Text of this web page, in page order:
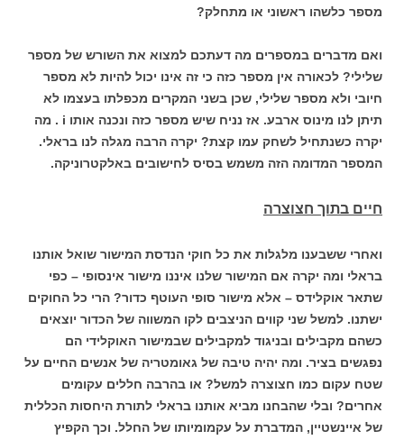
מספר כלשהו ראשוני או מתחלק?
ואם מדברים במספרים מה דעתכם למצוא את השורש של מספר
שלילי? לכאורה אין מספר כזה כי זה אינו יכול להיות לא מספר
חיובי ולא מספר שלילי, שכן בשני המקרים מכפלתו בעצמו לא
תיתן לנו מינוס ארבע. אז נניח שיש מספר כזה ונכנה אותו i . מה
יקרה כשנתחיל לשחק עמו קצת? יקרה הרבה מגלה לנו בראלי.
המספר המדומה הזה משמש בסיס לחישובים באלקטרוניקה.
חיים בתוך חצוצרה
ואחרי ששבענו מלגלות את כל חוקי הנדסת המישור שואל אותנו
בראלי ומה יקרה אם המישור שלנו איננו מישור אינסופי – כפי
שתאר אוקלידס – אלא מישור סופי העוטף כדור? הרי כל החוקים
ישתנו. למשל שני קווים הניצבים לקו המשווה של הכדור יוצאים
כשהם מקבילים ובניגוד למקבילים שבמישור האוקלידי הם
נפגשים בציר. ומה יהיה טיבה של גאומטריה של אנשים החיים על
שטח עקום כמו חצוצרה למשל? או בהרבה חללים עקומים
אחרים? ובלי שהבחנו מביא אותנו בראלי לתורת היחסות הכללית
של איינשטיין, המדברת על עקמומיותו של החלל. וכך הקפיץ